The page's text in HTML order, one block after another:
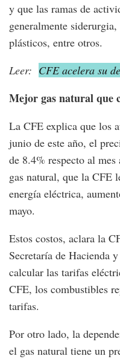
y que las ramas de
generalmente
plásticos, entre otros.
Leer: CFE acelera su
Mejor gas natural que
La CFE explica que los
junio de este año, el
de 8.4% respecto al
gas natural, que la CFE
energía eléctrica,
mayo.
Estos costos, aclara la
Secretaría de Hacienda
calcular las tarifas
CFE, los combustibles
tarifas.
Por otro lado, la
el gas natural tiene un